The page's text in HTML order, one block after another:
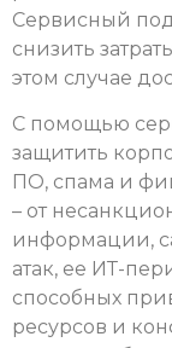
Сервисный
снизить
этом случае
С помощью
защитить
ПО, спама и
– от
информации,
атак, ее ИТ-
способных
ресурсов и